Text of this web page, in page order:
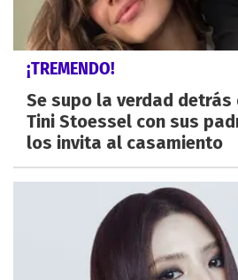
¡TREMENDO!
Se supo la verdad detrás
Tini Stoessel con sus
los invita al casamiento